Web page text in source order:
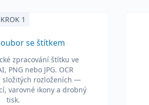
KROK 1
se štítkem
zpracování štítku ve
PNG nebo JPG. OCR
složitých rozloženích —
varovné ikony a drobný
tisk.